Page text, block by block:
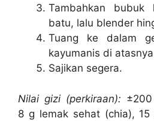
Tambahkan bubuk
batu, lalu blender
Tuang ke dalam
kayumanis di
Sajikan segera.
Nilai gizi (perkiraan):
8 g lemak sehat (chia),